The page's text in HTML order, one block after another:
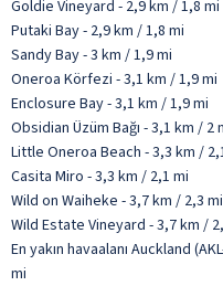
Goldie Vineyard - 2,9 km / 1,8 mi
Putaki Bay - 2,9 km / 1,8 mi
Sandy Bay - 3 km / 1,9 mi
Oneroa Körfezi - 3,1 km / 1,9 mi
Enclosure Bay - 3,1 km / 1,9 mi
Obsidian Üzüm Bağı - 3,1 km / 2
Little Oneroa Beach - 3,3 km /
Casita Miro - 3,3 km / 2,1 mi
Wild on Waiheke - 3,7 km / 2,3 mi
Wild Estate Vineyard - 3,7 km /
En yakın havaalanı Auckland
mi